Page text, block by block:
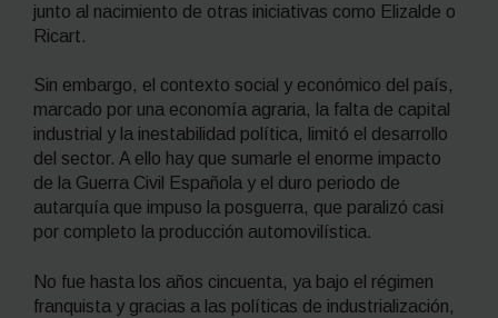
junto al nacimiento de otras iniciativas como Elizalde o
Ricart.
Sin embargo, el contexto social y económico del país,
marcado por una economía agraria, la falta de capital
industrial y la inestabilidad política, limitó el desarrollo
del sector. A ello hay que sumarle el enorme impacto
de la Guerra Civil Española y el duro periodo de
autarquía que impuso la posguerra, que paralizó casi
por completo la producción automovilística.
No fue hasta los años cincuenta, ya bajo el régimen
franquista y gracias a las políticas de industrialización,